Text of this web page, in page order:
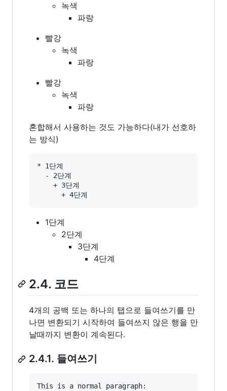
녹색
파랑
빨강
녹색
파랑
빨강
녹색
파랑
혼합해서 사용하는 것도 가능하다(내가 선호하
는 방식)
* 1단계
  - 2단계
    + 3단계
1단계
2단계
3단계
4단계
2.4. 코드
4개의 공백 또는 하나의 탭으로 들여쓰기를 만
나면 변환되기 시작하여 들여쓰지 않은 행을 만
날때까지 변환이 계속된다.
2.4.1. 들여쓰기
This is a normal paragraph: